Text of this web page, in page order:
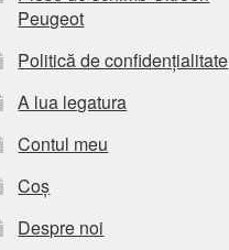
Peugeot
Politică de confidențialitate
A lua legatura
Contul meu
Coș
Despre noi